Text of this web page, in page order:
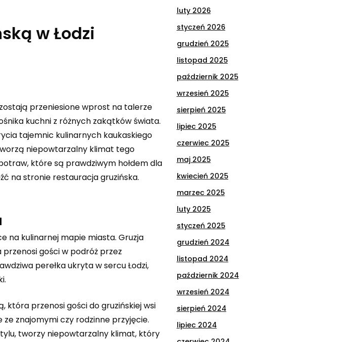
w Łodzi
przeniesione wprost na talerze
kuchni z różnych zakątków świata.
tajemnic kulinarnych kaukaskiego
niepowtarzalny klimat tego
które są prawdziwym hołdem dla
na stronie restauracja gruzińska.
na kulinarnej mapie miasta. Gruzja
gości w podróż przez
perełka ukryta w sercu Łodzi,
przenosi gości do gruzińskiej wsi
znajomymi czy rodzinne przyjęcie.
tworzy niepowtarzalny klimat, który
luty 2026
styczeń 2026
grudzień 2025
listopad 2025
październik 2025
wrzesień 2025
sierpień 2025
lipiec 2025
czerwiec 2025
maj 2025
kwiecień 2025
marzec 2025
luty 2025
styczeń 2025
grudzień 2024
listopad 2024
październik 2024
wrzesień 2024
sierpień 2024
lipiec 2024